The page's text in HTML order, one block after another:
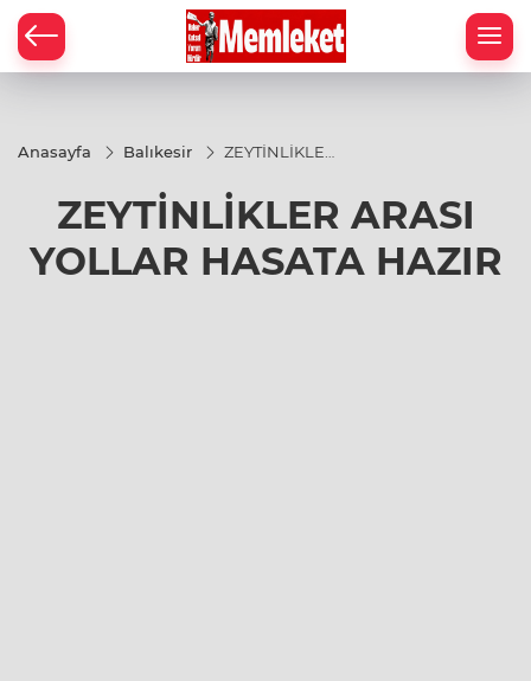
Anasayfa Balıkesir
ZEYTİNLİKLER
YOLLAR
HASATA
HAZIR
ZEYTİNLİKLER ARASI
YOLLAR HASATA HAZIR